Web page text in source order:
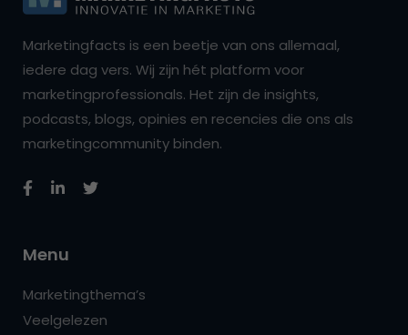
Marketingfacts is een beetje van ons allemaal,
iedere dag vers. Wij zijn hét platform voor
marketingprofessionals. Het zijn de insights,
podcasts, blogs, opinies en recencies die ons als
marketingcommunity binden.
Menu
Marketingthema’s
Veelgelezen